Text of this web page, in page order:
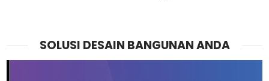
SOLUSI DESAIN BANGUNAN ANDA